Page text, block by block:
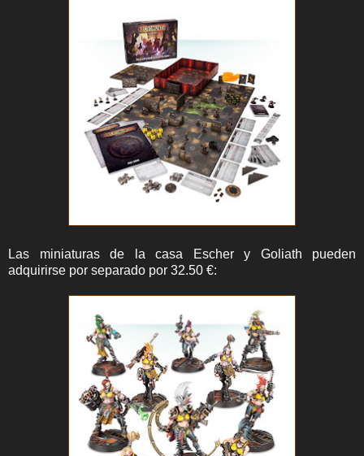
Las miniaturas de la casa Escher y Goliath pueden
adquirirse por separado por 32.50 €: